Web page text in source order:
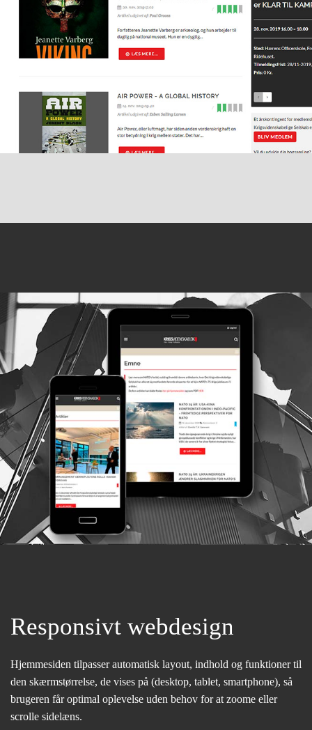
Responsivt webdesign
Hjemmesiden tilpasser automatisk layout, indhold og funktioner til
den skærmstørrelse, de vises på (desktop, tablet, smartphone), så
brugeren får optimal oplevelse uden behov for at zoome eller
scrolle sidelæns.